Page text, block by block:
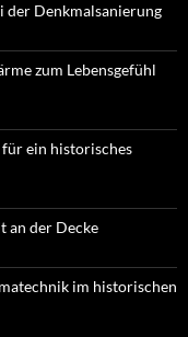
der Denkmalsanierung
zum Lebensgefühl
für ein historisches
an der Decke
im historischen